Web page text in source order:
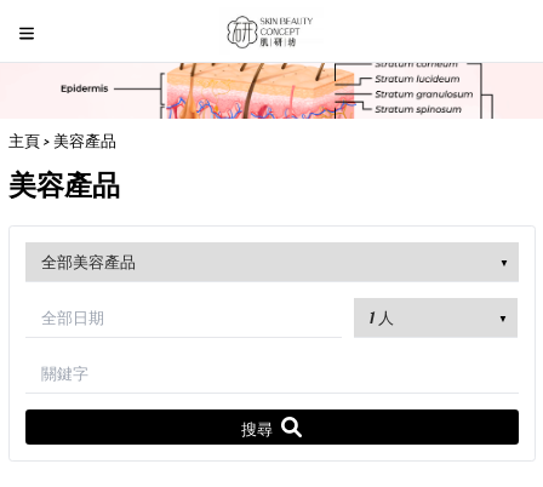
主頁> 美容產品
美容產品
搜尋